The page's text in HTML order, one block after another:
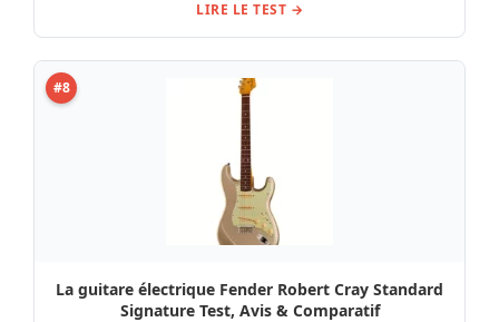
LIRE LE TEST →
#8
La guitare électrique Fender Robert Cray Standard
Signature Test, Avis & Comparatif